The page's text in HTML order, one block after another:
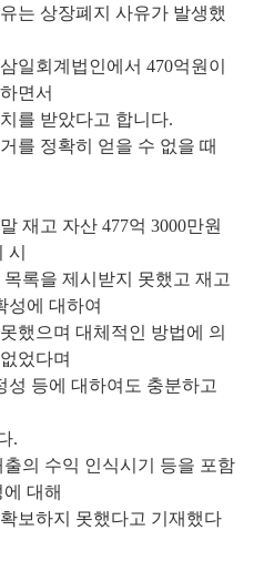
는 상장폐지 사유가 발생했
일회계법인에서 470억원이
면서
를 받았다고 합니다.
를 정확히 얻을 수 없을 때
재고 자산 477억 3000만원
록을 제시받지 못했고 재고
성에 대하여
했으며 대체적인 방법에 의
었다며
성 등에 대하여도 충분하고
.
의 수익 인식시기 등을 포함
대해
보하지 못했다고 기재했다